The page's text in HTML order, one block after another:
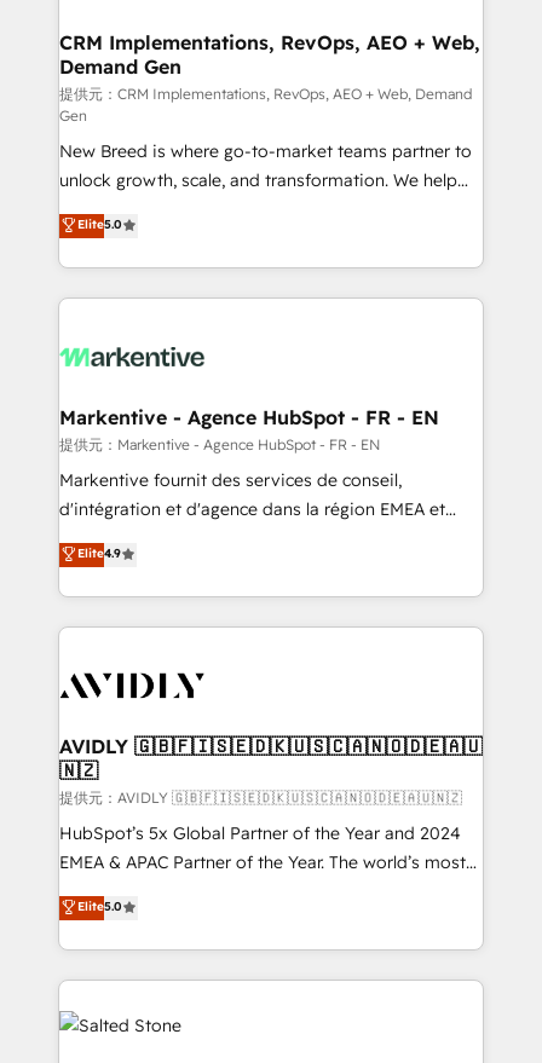
の統合・浸透・変革管理を実行します。 ▸ CMS戦略設
計・構築：リード獲得・CVR・SEOを前提にした情報設
計・導線設計・テンプレート設計をContent Hubで一体
提供。 ▸ 既存CRM・MAからの移行支援：Salesforce・
Marketo・Pardot等からの移行、カスタム設計、履歴
データ移行と活用設計まで。 ▸ AEO対応：ChatGPT・
ンツとサイト構造を最適化。 🏆 なぜ100incを選ぶの
か？ ✓ HubSpot Eliteパートナー認定 ✓ HubSpotアワ
ード受賞・HUGリーダー ✓ ISO27001:2022 /
HubSpot大百科 出版 CRM・AI活用に関するご相談、現
せください。
trainers to drive platform adoption. 📈 Revenue
Generation - Full-funnel marketing and high-
performance advertising via Point Success Media. -
Expert deployment of Breeze AI and custom agents
to automate growth. 🏆 Elite Excellence - 8 platform
accreditations and deep HIPAA-compliance
expertise. - A team of 250+ experts dedicated to
your resilient growth.
CRM Implementations, RevOps, AEO + Web,
Demand Gen
提供元：CRM Implementations, RevOps, AEO + Web, Demand
Gen
New Breed is where go-to-market teams partner to
unlock growth, scale, and transformation. We help
companies activate HubSpot’s AI-powered
customer platform and operationalize HubSpot’s
Loop Marketing framework through expert-led
services, smart agents, and purpose-built apps,
results, fast. ⚙️CRM & RevOps: Align all Hubs to your
🎯Demand Gen & ABM: Drive pipeline with inbound,
ABM, AEO, SEO, & paid media. 👩‍💻Web Design:
Build high-performing websites with UX, messaging,
& conversion strategy that drive results. 🤖AI
AI, & maximize AEO with tailored AI services. 🧩
Integrations: Extend HubSpot with custom
Elite5.0
Markentive - Agence HubSpot - FR - EN
提供元：Markentive - Agence HubSpot - FR - EN
Markentive fournit des services de conseil,
d'intégration et d'agence dans la région EMEA et
North America. Avec plus de 115 experts en
marketing automation, Growth, Revops, CRM et
webdesign. Markentive is both a consulting firm, a
digital agency and an integrator. With over 115
CRM and webdesign (We focus on EMEA - USA
Elite4.9
AVIDLY 🇬🇧🇫🇮🇸🇪🇩🇰🇺🇸🇨🇦🇳🇴🇩🇪🇦🇺
🇳🇿
提供元：AVIDLY 🇬🇧🇫🇮🇸🇪🇩🇰🇺🇸🇨🇦🇳🇴🇩🇪🇦🇺🇳🇿
HubSpot’s 5x Global Partner of the Year and 2024
EMEA & APAC Partner of the Year. The world’s most
experienced and fully accredited HubSpot Solutions
Partner. 🚀 With 2,750+ HubSpot projects delivered
and 370+ specialists across EMEA, APAC and NAM,
we de-risk complex CRM programmes and
accelerate ROI across every HubSpot Hub. 🧭 From
multi-region migrations to AI-powered automation,
Elite5.0